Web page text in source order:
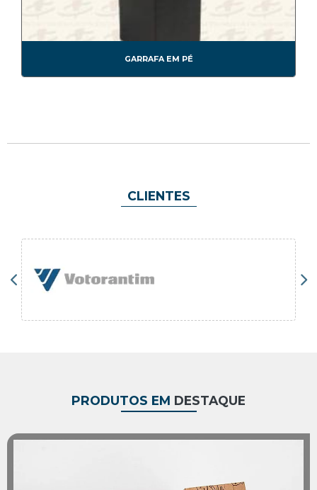
GARRAFA EM PÉ
CLIENTES
PRODUTOS EM DESTAQUE